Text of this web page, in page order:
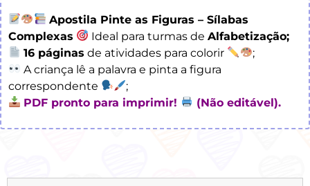
Apostila Pinte as Figuras – Sílabas
Complexas
Ideal para turmas deAlfabetização;
16 páginas de atividades para colorir
;
A criança lê a palavra e pinta a figura
correspondente
;
PDF pronto para imprimir!
(Não editável).